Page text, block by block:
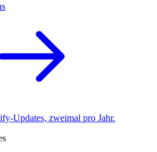
Updates, zweimal pro Jahr.